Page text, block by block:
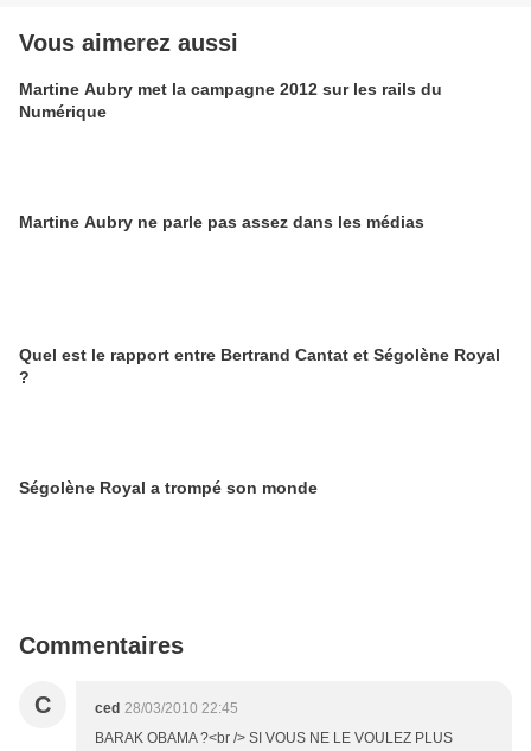
Vous aimerez aussi
Martine Aubry met la campagne 2012 sur les rails du
Numérique
Martine Aubry ne parle pas assez dans les médias
Quel est le rapport entre Bertrand Cantat et Ségolène Royal
?
Ségolène Royal a trompé son monde
Commentaires
C ced 28/03/2010 22:45
BARAK OBAMA ?<br /> SI VOUS NE LE VOULEZ PLUS